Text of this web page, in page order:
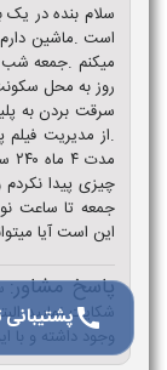
سلام بنده در
است .ماشین
روز به محل
.از مدیریت فیلم
چیزی پیدا
جمعه تا ساعت
این است آیا
پاسخ مشاور:
شکایت نمایید
وجود داشته و با
call